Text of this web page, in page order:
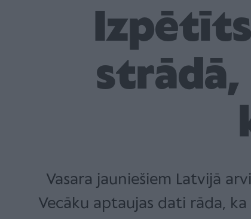
Vasara jauniešiem Latvijā
Vecāku aptaujas dati rāda,